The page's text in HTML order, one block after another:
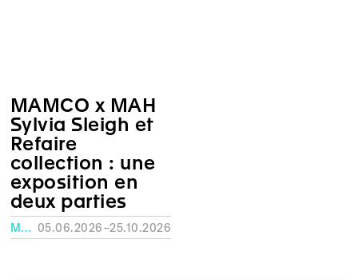
MAMCO x MAH
Sylvia Sleigh et
Refaire
collection : une
exposition en
deux parties
MUSÉE RATH, GENÈVE 05.06.2026–25.10.2026